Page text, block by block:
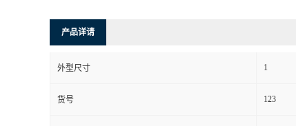
产品详请
外型尺寸 1
货号 123